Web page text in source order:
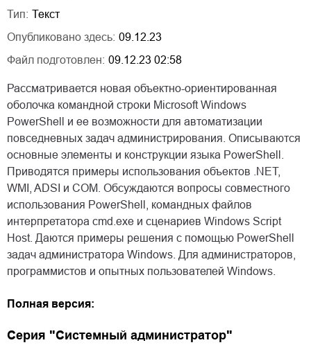
Тип: Текст
Опубликовано здесь: 09.12.23
Файл подготовлен: 09.12.23 02:58
Рассматривается новая объектно-ориентированная
оболочка командной строки Microsoft Windows
PowerShell и ее возможности для автоматизации
повседневных задач администрирования. Описываются
основные элементы и конструкции языка PowerShell.
Приводятся примеры использования объектов .NET,
WMI, ADSI и COM. Обсуждаются вопросы совместного
использования PowerShell, командных файлов
интерпретатора cmd.exe и сценариев Windows Script
Host. Даются примеры решения с помощью PowerShell
задач администратора Windows. Для администраторов,
программистов и опытных пользователей Windows.
Полная версия:
Серия "Системный администратор"